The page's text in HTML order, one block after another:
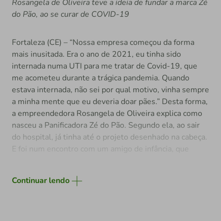
autêntico e inesquecível, sem conservantes ou
Rosangela de Oliveira teve a ideia de fundar a marca Zé
do Pão, ao se curar de COVID-19
Fortaleza (CE) – “Nossa empresa começou da forma
mais inusitada. Era o ano de 2021, eu tinha sido
internada numa UTI para me tratar de Covid-19, que
me acometeu durante a trágica pandemia. Quando
estava internada, não sei por qual motivo, vinha sempre
a minha mente que eu deveria doar pães.” Desta forma,
a empreendedora Rosangela de Oliveira explica como
nasceu a Panificadora Zé do Pão. Segundo ela, ao sair
do hospital, já tinha até o projeto desenhado na cabeça.
E foi num encontro com um amigo de infância, que
Continuar lendo